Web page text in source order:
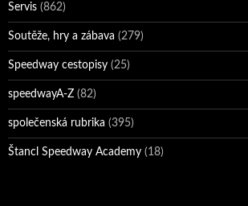
Servis (862)
Soutěže, hry a zábava (279)
Speedway cestopisy (25)
speedwayA-Z (82)
společenská rubrika (395)
Štancl Speedway Academy (18)